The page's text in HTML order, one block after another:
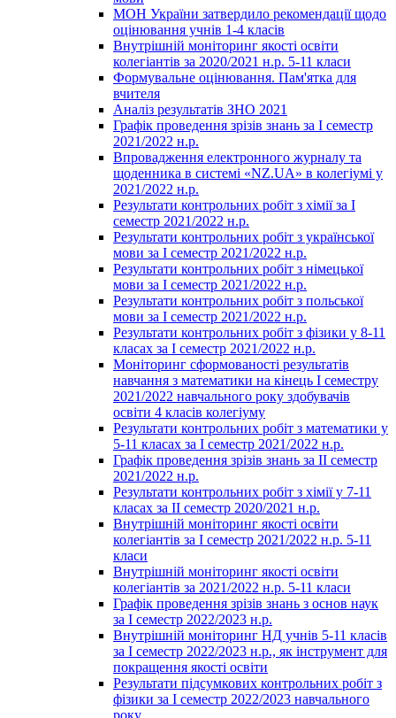
МОН України затвердило рекомендації щодо
оцінювання учнів 1-4 класів
Внутрішній моніторинг якості освіти
колегіантів за 2020/2021 н.р. 5-11 класи
Формувальне оцінювання. Пам'ятка для
вчителя
Аналіз результатів ЗНО 2021
Графік проведення зрізів знань за І семестр
2021/2022 н.р.
Впровадження електронного журналу та
щоденника в системі «NZ.UA» в колегіумі у
2021/2022 н.р.
Результати контрольних робіт з хімії за І
семестр 2021/2022 н.р.
Результати контрольних робіт з української
мови за І семестр 2021/2022 н.р.
Результати контрольних робіт з німецької
мови за І семестр 2021/2022 н.р.
Результати контрольних робіт з польської
мови за І семестр 2021/2022 н.р.
Результати контрольних робіт з фізики у 8-11
класах за І семестр 2021/2022 н.р.
Моніторинг сформованості результатів
навчання з математики на кінець І семестру
2021/2022 навчального року здобувачів
освіти 4 класів колегіуму
Результати контрольних робіт з математики у
5-11 класах за І семестр 2021/2022 н.р.
Графік проведення зрізів знань за ІІ семестр
2021/2022 н.р.
Результати контрольних робіт з хімії у 7-11
класах за ІІ семестр 2020/2021 н.р.
Внутрішній моніторинг якості освіти
колегіантів за І семестр 2021/2022 н.р. 5-11
класи
Внутрішній моніторинг якості освіти
колегіантів за 2021/2022 н.р. 5-11 класи
Графік проведення зрізів знань з основ наук
за І семестр 2022/2023 н.р.
Внутрішній моніторинг НД учнів 5-11 класів
за І семестр 2022/2023 н.р., як інструмент для
покращення якості освіти
Результати підсумкових контрольних робіт з
фізики за І семестр 2022/2023 навчального